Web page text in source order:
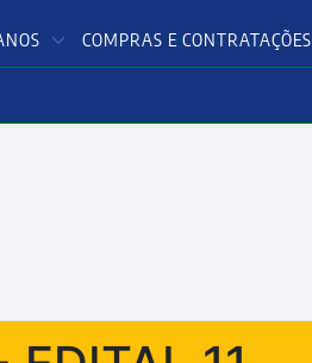
COMPRAS E CONTRATAÇÕES